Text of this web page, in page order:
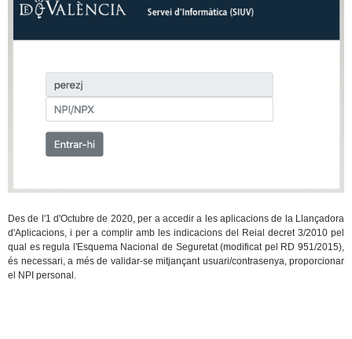
Des de l'1 d'Octubre de 2020, per a accedir a les aplicacions de la Llançadora
d'Aplicacions, i per a complir amb les indicacions del Reial decret 3/2010 pel
qual es regula l'Esquema Nacional de Seguretat (modificat pel RD 951/2015),
és necessari, a més de validar-se mitjançant usuari/contrasenya, proporcionar
el NPI personal.